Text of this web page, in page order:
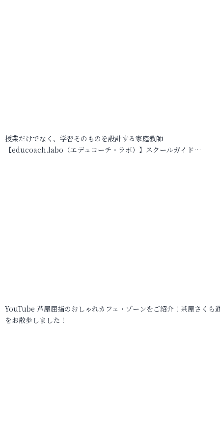
授業だけでなく、学習そのものを設計する家庭教師
【educoach.labo（エデュコーチ・ラボ）】スクールガイド…
YouTube 芦屋屈指のおしゃれカフェ・ゾーンをご紹介！茶屋さくら
をお散歩しました！